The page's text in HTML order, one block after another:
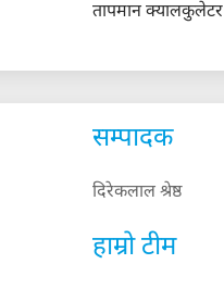
तापमान क्यालकुलेटर
सम्पादक
दिरेकलाल श्रेष्ठ
हाम्रो टीम